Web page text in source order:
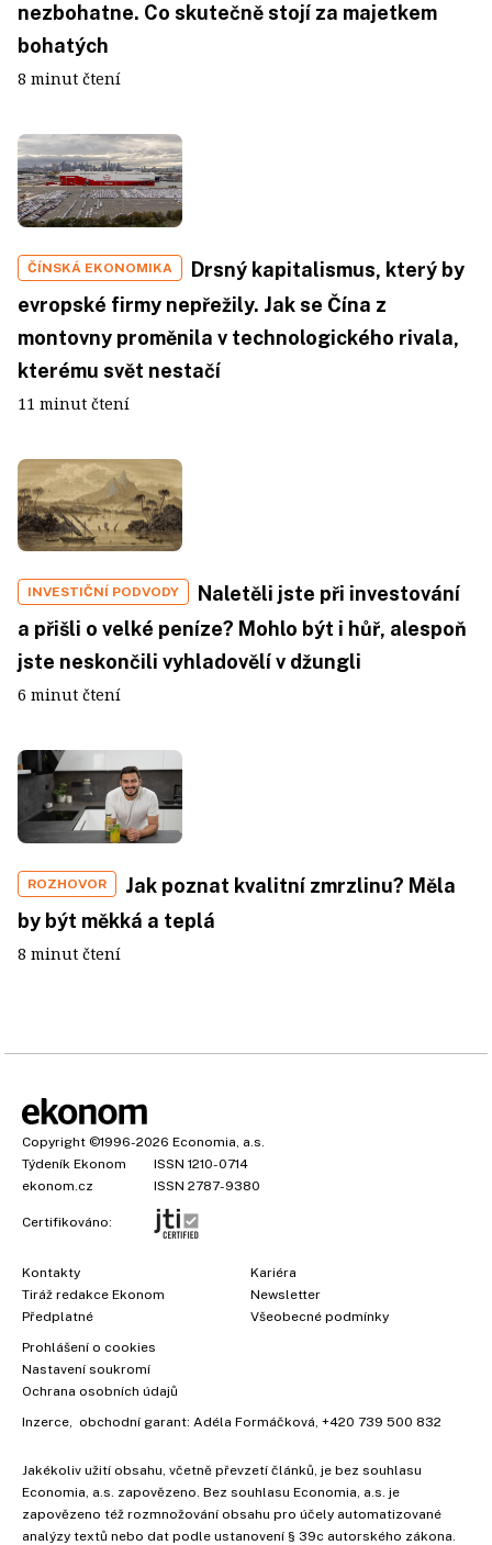
nezbohatne. Co skutečně stojí za majetkem
bohatých
8 minut čtení
ČÍNSKÁ EKONOMIKA
Drsný kapitalismus, který by
evropské firmy nepřežily. Jak se Čína z
montovny proměnila v technologického rivala,
kterému svět nestačí
11 minut čtení
INVESTIČNÍ PODVODY
Naletěli jste při investování
a přišli o velké peníze? Mohlo být i hůř, alespoň
jste neskončili vyhladovělí v džungli
6 minut čtení
ROZHOVOR
Jak poznat kvalitní zmrzlinu? Měla
by být měkká a teplá
8 minut čtení
Copyright ©1996-2026 Economia, a.s.
Týdeník Ekonom
ISSN 1210-0714
ekonom.cz
ISSN 2787-9380
Certifikováno:
Kontakty
Tiráž redakce Ekonom
Předplatné
Kariéra
Newsletter
Všeobecné podmínky
Prohlášení o cookies
Nastavení soukromí
Ochrana osobních údajů
Inzerce , obchodní garant: Adéla Formáčková +420 739 500 832
Jakékoliv užití obsahu, včetně převzetí článků, je bez souhlasu
Economia, a.s. zapovězeno. Bez souhlasu Economia, a.s. je
zapovězeno též rozmnožování obsahu pro účely automatizované
analýzy textů nebo dat podle ustanovení § 39c autorského zákona.